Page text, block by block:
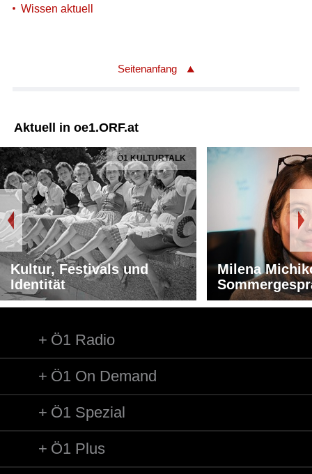
Wissen aktuell
Seitenanfang
Aktuell in oe1.ORF.at
Ö1 KULTURTALK
Kultur, Festivals und
Identität
Milena
Ö1 Radio
Ö1 On Demand
Ö1 Spezial
Ö1 Plus